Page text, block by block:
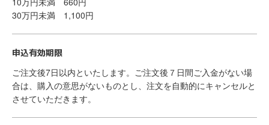
30万円未満 1,100円
申込有効期限
ご注文後7日以内といたします。ご注文後７日間ご入金がない場
合は、購入の意思がないものとし、注文を自動的にキャンセルと
させていただきます。